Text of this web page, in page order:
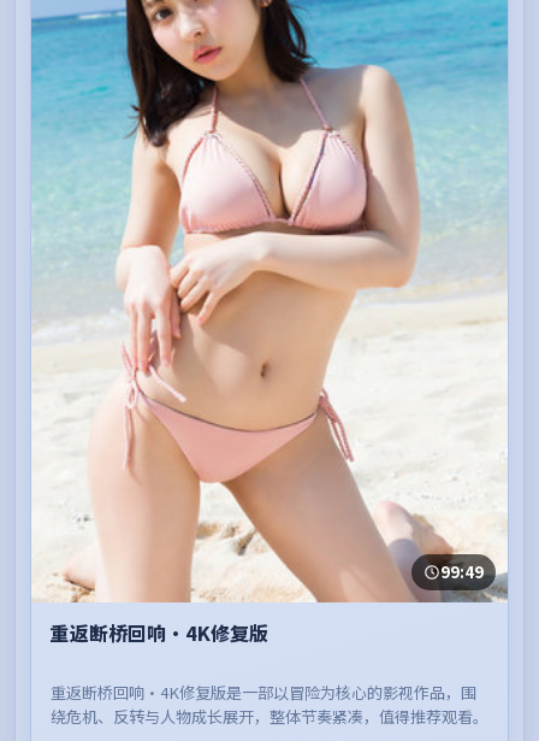
99:49
重返断桥回响·4K修复版
重返断桥回响·4K修复版是一部以冒险为核心的影视作品，围
绕危机、反转与人物成长展开，整体节奏紧凑，值得推荐观看。